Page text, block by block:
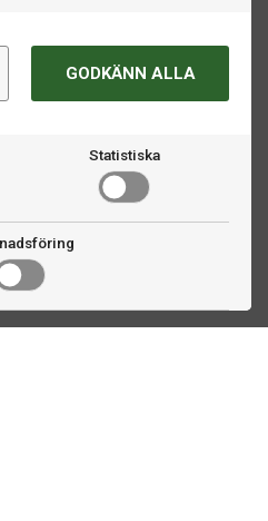
GODKÄNN ALLA
Statistiska